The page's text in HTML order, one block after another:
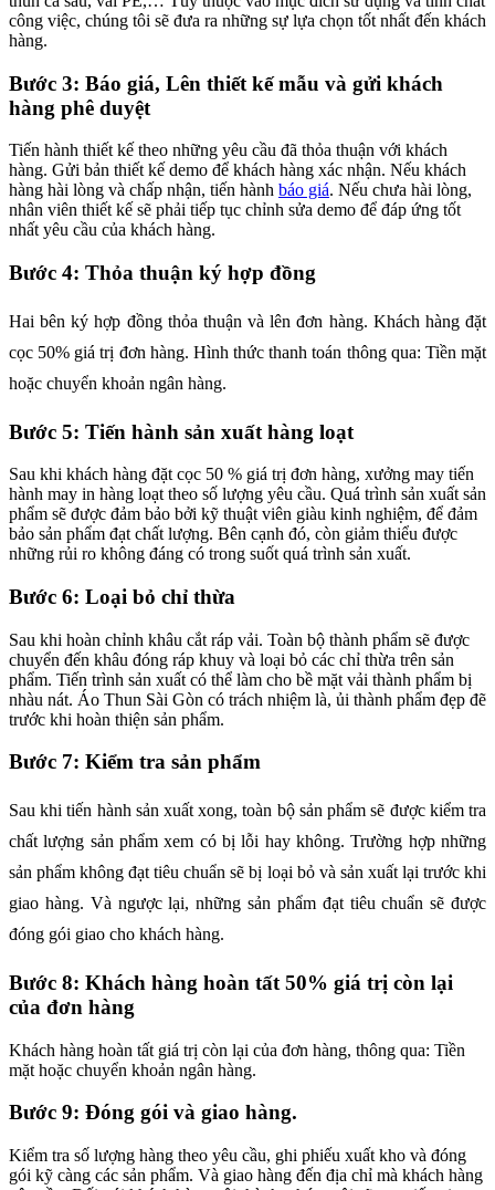
công việc, chúng tôi sẽ đưa ra những sự lựa chọn tốt nhất đến khách
hàng.
Bước 3: Báo giá, Lên thiết kế mẫu và gửi khách
hàng phê duyệt
Tiến hành thiết kế theo những yêu cầu đã thỏa thuận với khách
hàng. Gửi bản thiết kế demo để khách hàng xác nhận. Nếu khách
hàng hài lòng và chấp nhận, tiến hành báo giá. Nếu chưa hài lòng,
nhân viên thiết kế sẽ phải tiếp tục chỉnh sửa demo để đáp ứng tốt
nhất yêu cầu của khách hàng.
Bước 4: Thỏa thuận ký hợp đồng
Hai bên ký hợp đồng thỏa thuận và lên đơn hàng. Khách hàng đặt
cọc 50% giá trị đơn hàng. Hình thức thanh toán thông qua: Tiền mặt
hoặc chuyển khoản ngân hàng.
Bước 5: Tiến hành sản xuất hàng loạt
Sau khi khách hàng đặt cọc 50 % giá trị đơn hàng, xưởng may tiến
hành may in hàng loạt theo số lượng yêu cầu. Quá trình sản xuất sản
phẩm sẽ được đảm bảo bởi kỹ thuật viên giàu kinh nghiệm, để đảm
bảo sản phẩm đạt chất lượng. Bên cạnh đó, còn giảm thiểu được
những rủi ro không đáng có trong suốt quá trình sản xuất.
Bước 6: Loại bỏ chỉ thừa
Sau khi hoàn chỉnh khâu cắt ráp vải. Toàn bộ thành phẩm sẽ được
chuyển đến khâu đóng ráp khuy và loại bỏ các chỉ thừa trên sản
phẩm. Tiến trình sản xuất có thể làm cho bề mặt vải thành phẩm bị
nhàu nát. Áo Thun Sài Gòn có trách nhiệm là, ủi thành phẩm đẹp đẽ
trước khi hoàn thiện sản phẩm.
Bước 7: Kiểm tra sản phẩm
Sau khi tiến hành sản xuất xong, toàn bộ sản phẩm sẽ được kiểm tra
chất lượng sản phẩm xem có bị lỗi hay không. Trường hợp những
sản phẩm không đạt tiêu chuẩn sẽ bị loại bỏ và sản xuất lại trước khi
giao hàng. Và ngược lại, những sản phẩm đạt tiêu chuẩn sẽ được
đóng gói giao cho khách hàng.
Bước 8: Khách hàng hoàn tất 50% giá trị còn lại
của đơn hàng
Khách hàng hoàn tất giá trị còn lại của đơn hàng, thông qua: Tiền
mặt hoặc chuyển khoản ngân hàng.
Bước 9: Đóng gói và giao hàng.​
Kiểm tra số lượng hàng theo yêu cầu, ghi phiếu xuất kho và đóng
gói kỹ càng các sản phẩm. Và giao hàng đến địa chỉ mà khách hàng